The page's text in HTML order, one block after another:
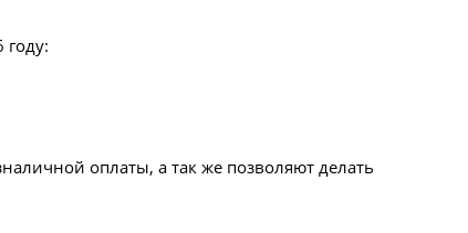
году:
оплаты, а так же позволяют делать